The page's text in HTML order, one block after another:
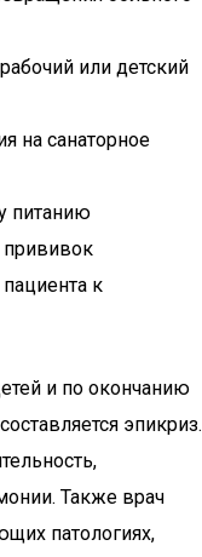
или детский
на санаторное
питанию
к
и по окончанию
эпикриз.
Также врач
патологиях,